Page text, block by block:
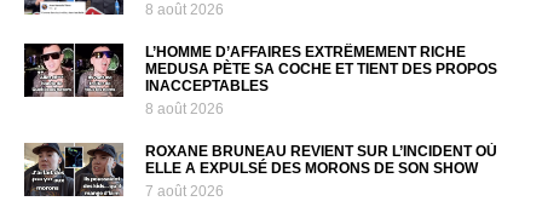
8 août 2026
L’HOMME D’AFFAIRES EXTRÊMEMENT RICHE
MEDUSA PÈTE SA COCHE ET TIENT DES PROPOS
INACCEPTABLES
8 août 2026
ROXANE BRUNEAU REVIENT SUR L’INCIDENT OÙ
ELLE A EXPULSÉ DES MORONS DE SON SHOW
7 août 2026